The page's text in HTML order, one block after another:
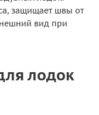
защищает швы от
вид при
лодок